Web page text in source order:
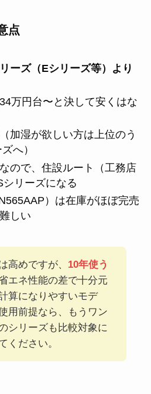
点
ーズ（Eシリーズ等）より
万円台〜と決して安くはな
加湿が欲しい方は上位のう
へ）
ので、住設ルート（工務店
リーズになる
）は在庫がほぼ完売
しい
高めですが、 10年使う
エネ性能の差で十分元
算になりやすいモデ
用前提なら、もうワン
シリーズも比較対象に
ください。